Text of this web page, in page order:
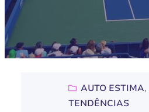
AUTO ESTIMA,
TENDÊNCIAS